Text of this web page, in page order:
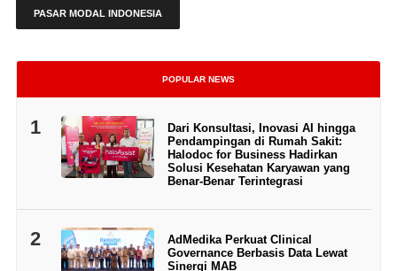
PASAR MODAL INDONESIA
POPULAR NEWS
1
Dari Konsultasi, Inovasi AI hingga
Pendampingan di Rumah Sakit:
Halodoc for Business Hadirkan
Solusi Kesehatan Karyawan yang
Benar-Benar Terintegrasi
2
AdMedika Perkuat Clinical
Governance Berbasis Data Lewat
Sinergi MAB